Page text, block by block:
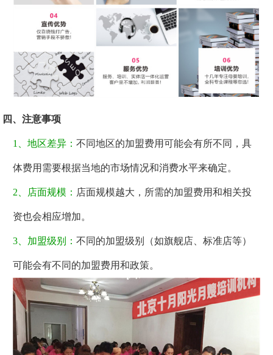
四、注意事项
1、地区差异：不同地区的加盟费用可能会有所不同，具
体费用需要根据当地的市场情况和消费水平来确定。
2、店面规模： 店面规模越大，所需的加盟费用和相关投
资也会相应增加。
3、加盟级别：不同的加盟级别（如旗舰店、标准店等）
可能会有不同的加盟费用和政策。